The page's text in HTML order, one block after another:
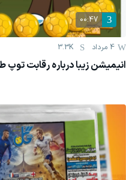
00:47
4 مرداد 3.3K
انیمیشن زیبا درباره رقابت توپ طلا